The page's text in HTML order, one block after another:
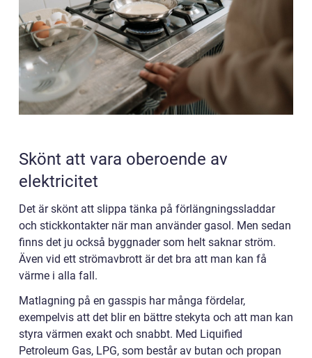
Skönt att vara oberoende av
elektricitet
Det är skönt att slippa tänka på förlängningssladdar
och stickkontakter när man använder gasol. Men sedan
finns det ju också byggnader som helt saknar ström.
Även vid ett strömavbrott är det bra att man kan få
värme i alla fall.
Matlagning på en gasspis har många fördelar,
exempelvis att det blir en bättre stekyta och att man kan
styra värmen exakt och snabbt. Med Liquified
Petroleum Gas, LPG, som består av butan och propan